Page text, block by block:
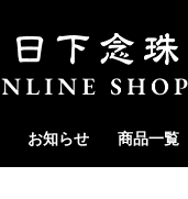
お知らせ 商品一覧